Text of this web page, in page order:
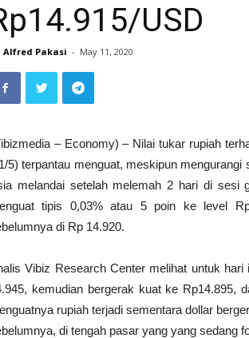
USD
Alfred Pakasi - May 11, 2020
– Economy) – Nilai tukar rupiah
5) terpantau menguat, meskipun mengurangi
melandai setelah melemah 2 hari di sesi
tipis 0,03% atau 5 poin ke level
di Rp 14.920.
Vibiz Research Center melihat untuk
kemudian bergerak kuat ke Rp14.895,
rupiah terjadi sementara dollar
di tengah pasar yang yang sedang